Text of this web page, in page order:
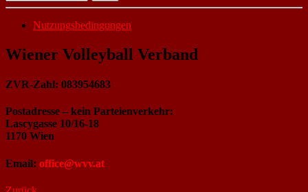
Nutzungsbedingungen
Wiener Volleyball Verband
ZVR-Zahl: 083954683
Postadresse – kein Parteienverkehr:
Lascygasse 10/16-18
1170 Wien
Email: office@wvv.at